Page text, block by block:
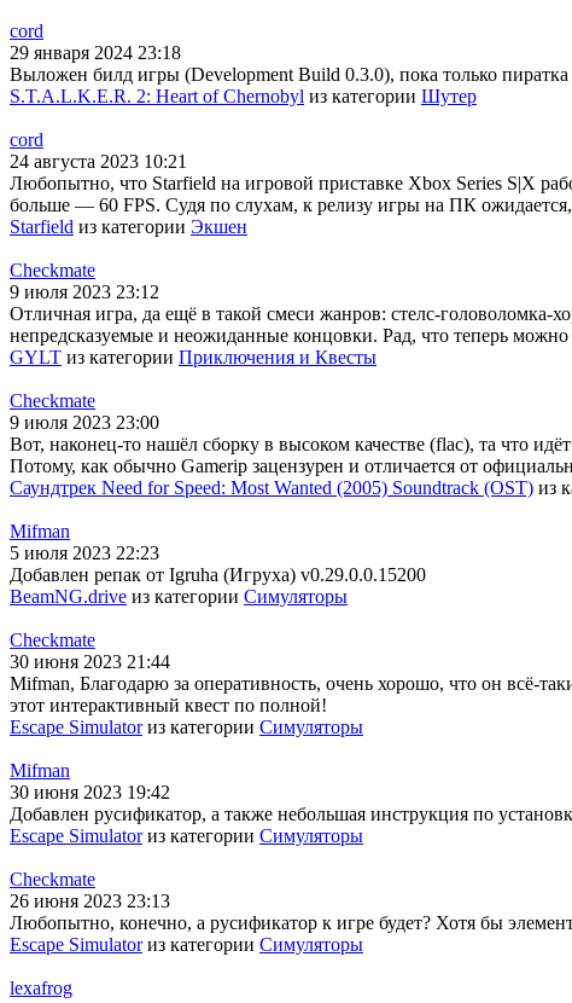
cord
29 января 2024 23:18
Выложен билд игры (Development Build 0.3.0), пока только
S.T.A.L.K.E.R. 2: Heart of Chernobyl из категории Шутер
cord
24 августа 2023 10:21
Любопытно, что Starfield на игровой приставке Xbox Series S|X
больше — 60 FPS. Судя по слухам, к релизу игры на ПК ожидается,
Starfield из категории Экшен
Checkmate
9 июля 2023 23:12
Отличная игра, да ещё в такой смеси жанров: стелс-
непредсказуемые и неожиданные концовки. Рад, что теперь
GYLT из категории Приключения и Квесты
Checkmate
9 июля 2023 23:00
Вот, наконец-то нашёл сборку в высоком качестве (flac), та что
Потому, как обычно Gamerip зацензурен и отличается от
Саундтрек Need for Speed: Most Wanted (2005) Soundtrack (OST) из
Mifman
5 июля 2023 22:23
Добавлен репак от Igruha (Игруха) v0.29.0.0.15200
BeamNG.drive из категории Симуляторы
Checkmate
30 июня 2023 21:44
Mifman, Благодарю за оперативность, очень хорошо, что он всё-
этот интерактивный квест по полной!
Escape Simulatorиз категории Симуляторы
Mifman
30 июня 2023 19:42
Добавлен русификатор, а также небольшая инструкция по
Escape Simulatorиз категории Симуляторы
Checkmate
26 июня 2023 23:13
Любопытно, конечно, а русификатор к игре будет? Хотя бы
Escape Simulatorиз категории Симуляторы
lexafrog